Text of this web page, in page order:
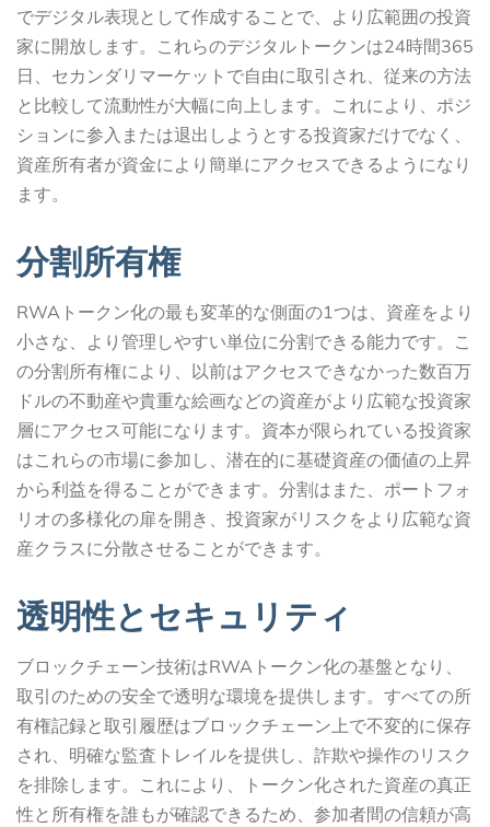
でデジタル表現として作成することで、より広範囲の投資
家に開放します。これらのデジタルトークンは24時間365
日、セカンダリマーケットで自由に取引され、従来の方法
と比較して流動性が大幅に向上します。これにより、ポジ
ションに参入または退出しようとする投資家だけでなく、
資産所有者が資金により簡単にアクセスできるようになり
ます。
分割所有権
RWAトークン化の最も変革的な側面の1つは、資産をより
小さな、より管理しやすい単位に分割できる能力です。こ
の分割所有権により、以前はアクセスできなかった数百万
ドルの不動産や貴重な絵画などの資産がより広範な投資家
層にアクセス可能になります。資本が限られている投資家
はこれらの市場に参加し、潜在的に基礎資産の価値の上昇
から利益を得ることができます。分割はまた、ポートフォ
リオの多様化の扉を開き、投資家がリスクをより広範な資
産クラスに分散させることができます。
透明性とセキュリティ
ブロックチェーン技術はRWAトークン化の基盤となり、
取引のための安全で透明な環境を提供します。すべての所
有権記録と取引履歴はブロックチェーン上で不変的に保存
され、明確な監査トレイルを提供し、詐欺や操作のリスク
を排除します。これにより、トークン化された資産の真正
性と所有権を誰もが確認できるため、参加者間の信頼が高